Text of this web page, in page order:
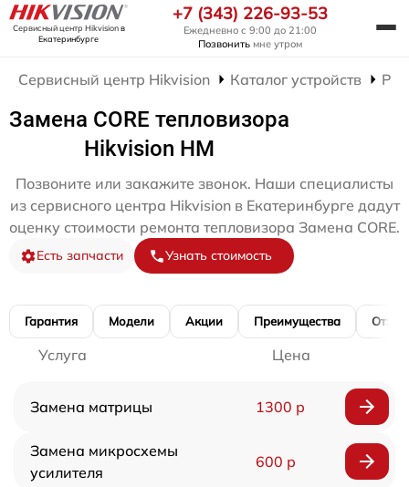
Сервисный центр Hikvisionв
Екатеринбурге
+7 (343) 226-93-53
Ежедневно с 9:00 до 21:00
Позвонить мне утром
Сервисный центр Hikvision Каталог устройств
Замена CORE тепловизора
Hikvision HM
Позвоните или закажите звонок. Наши специалисты
из сервисного центра Hikvision в Екатеринбурге дадут
оценку стоимости ремонта тепловизора Замена CORE.
Есть запчасти Узнать стоимость
Гарантия Модели Акции Преимущества
Услуга Цена
Замена матрицы 1300 р
Замена микросхемы
усилителя
600 р